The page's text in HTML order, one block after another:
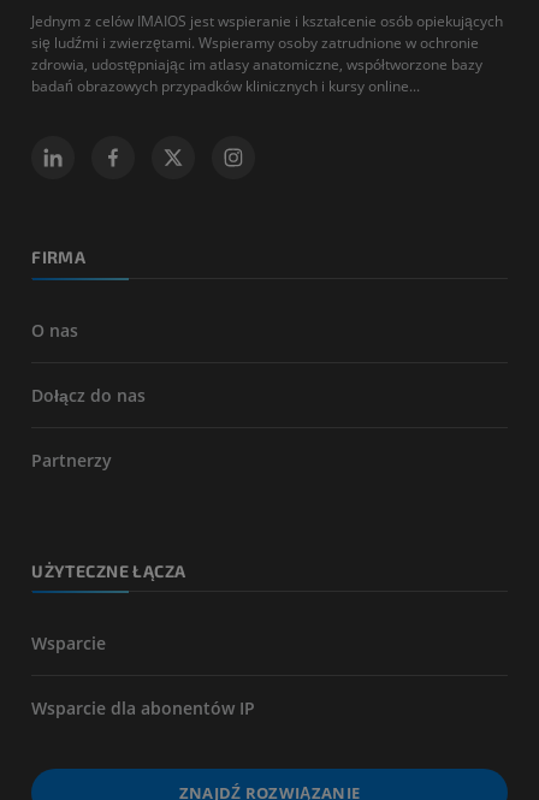
Jednym z celów IMAIOS jest wspieranie i kształcenie osób opiekujących
się ludźmi i zwierzętami. Wspieramy osoby zatrudnione w ochronie
zdrowia, udostępniając im atlasy anatomiczne, współtworzone bazy
badań obrazowych przypadków klinicznych i kursy online...
FIRMA
O nas
Dołącz do nas
Partnerzy
UŻYTECZNE ŁĄCZA
Wsparcie
Wsparcie dla abonentów IP
ZNAJDŹ ROZWIĄZANIE